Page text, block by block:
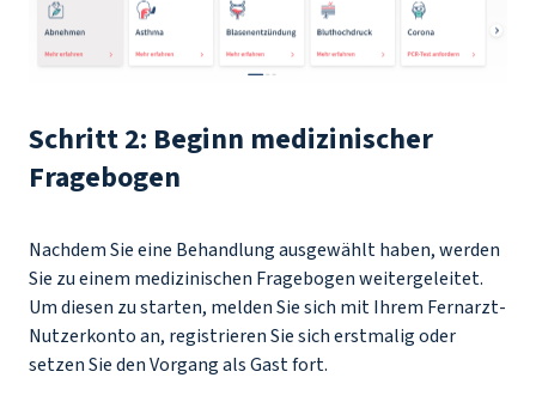
Schritt 2: Beginn medizinischer
Fragebogen
Nachdem Sie eine Behandlung ausgewählt haben, werden
Sie zu einem medizinischen Fragebogen weitergeleitet.
Um diesen zu starten, melden Sie sich mit Ihrem Fernarzt-
Nutzerkonto an, registrieren Sie sich erstmalig oder
setzen Sie den Vorgang als Gast fort.